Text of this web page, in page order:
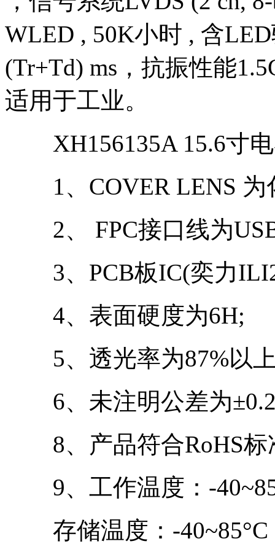
WLED , 50K小时 , 含
(Tr+Td) ms，抗振性能
适用于工业。
XH156135A 15.6寸电
1、COVER LENS 为
2、 FPC接口线为
3、PCB板IC(奕力
4、表面硬度为6H;
5、透光率为87%以
6、未注明公差为
8、产品符合RoHS标
9、工作温度：-
存储温度：-40~85°C